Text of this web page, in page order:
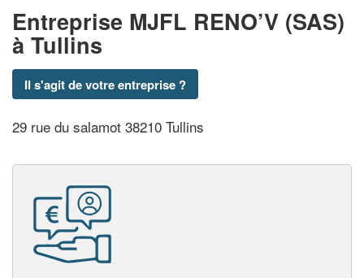
Entreprise MJFL RENO’V (SAS)
à Tullins
Il s'agit de votre entreprise ?
29 rue du salamot 38210 Tullins